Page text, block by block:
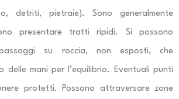
detriti, pietraie). Sono generalmente
presentare tratti ripidi. Si possono
su roccia, non esposti, che
delle mani per l’equilibrio. Eventuali punti
protetti. Possono attraversare zone